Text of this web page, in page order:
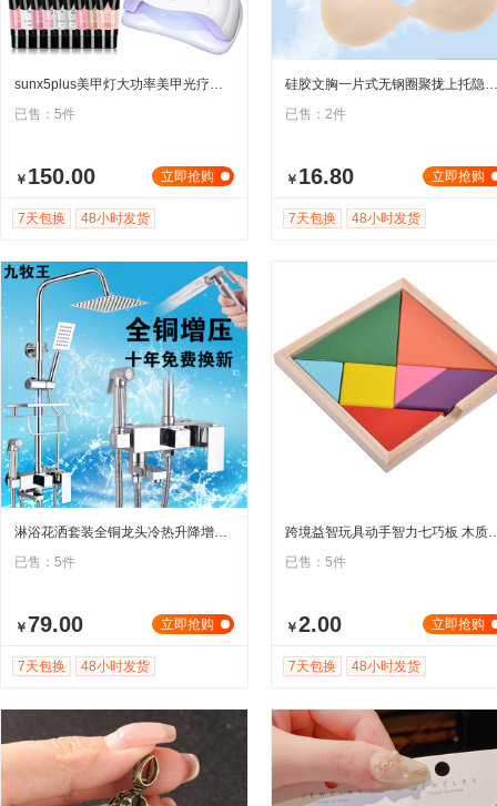
sunx5plus美甲灯大功率美甲光疗机跨境新款led感应美甲机光疗灯
已售：5件
立即抢购
￥ 150.00
7天包换 48小时发货
硅胶文胸一片式无钢圈聚拢上托隐形无痕薄杯防水防滑女用固态胸贴
已售：2件
立即抢购
￥ 16.80
7天包换 48小时发货
淋浴花洒套装全铜龙头冷热升降增压喷头家用卫生间混水阀LED花洒
已售：5件
立即抢购
￥79.00
7天包换 48小时发货
跨境益智玩具动手智力七巧板
已售：5件
立即抢购
￥2.00
7天包换 48小时发货